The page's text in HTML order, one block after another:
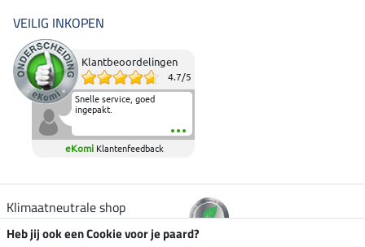
VEILIG INKOPEN
Klantbeoordelingen
4.7/5
Snelle service, goed
ingepakt.
eKomi Klantenfeedback
Klimaatneutrale shop
Heb jij ook een Cookie voor je paard?